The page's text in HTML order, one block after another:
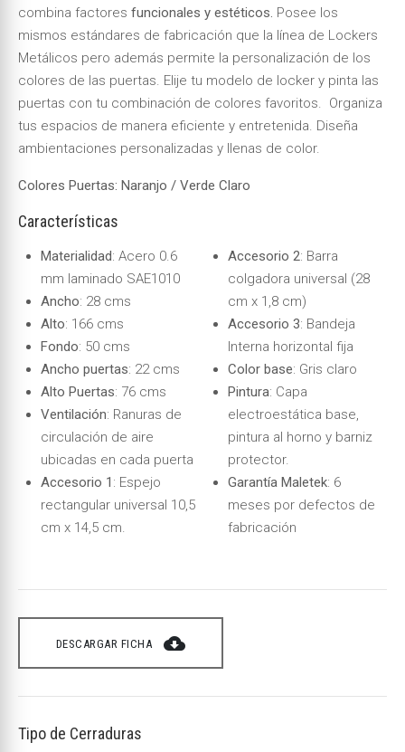
combina factores funcionales y estéticos. Posee los
mismos estándares de fabricación que la línea de Lockers
Metálicos pero además permite la personalización de los
colores de las puertas. Elije tu modelo de locker y pinta las
puertas con tu combinación de colores favoritos. Organiza
tus espacios de manera eficiente y entretenida. Diseña
ambientaciones personalizadas y llenas de color.
Colores Puertas: Naranjo / Verde Claro
Características
Materialidad: Acero 0.6
mm laminado SAE1010
Ancho: 28 cms
Alto: 166 cms
Fondo: 50 cms
Ancho puertas: 22 cms
Alto Puertas: 76 cms
Ventilación: Ranuras de
circulación de aire
ubicadas en cada puerta
Accesorio 1 : Espejo
rectangular universal 10,5
cm x 14,5 cm.
Accesorio 2: Barra
colgadora universal (28
cm x 1,8 cm)
Accesorio 3: Bandeja
Interna horizontal fija
Color base: Gris claro
Pintura: Capa
electroestática base,
pintura al horno y barniz
protector.
Garantía Maletek: 6
meses por defectos de
fabricación
DESCARGAR FICHA cloud_download
Tipo de Cerraduras